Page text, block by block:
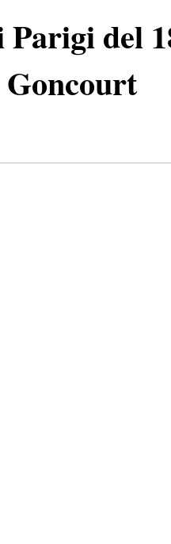
Parigi del